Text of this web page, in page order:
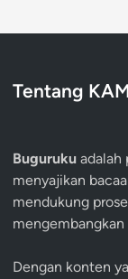
Tentang
Buguruku adalah
menyajikan
mendukung
mengembangkan
Dengan konten